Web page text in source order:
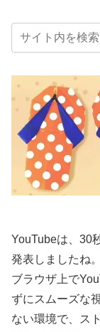
YouTubeは、30
発表しましたね。
ブラウザ上で
ずにスムーズな
ない環境で、ス